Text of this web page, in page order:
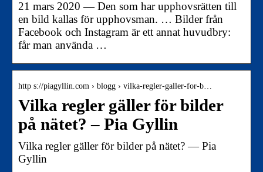
21 mars 2020 — Den som har upphovsrätten till
en bild kallas för upphovsman. … Bilder från
Facebook och Instagram är ett annat huvudbry:
får man använda …
http s://piagyllin.com › blogg › vilka-regler-galler-for-b…
Vilka regler gäller för bilder
på nätet? – Pia Gyllin
Vilka regler gäller för bilder på nätet? — Pia
Gyllin